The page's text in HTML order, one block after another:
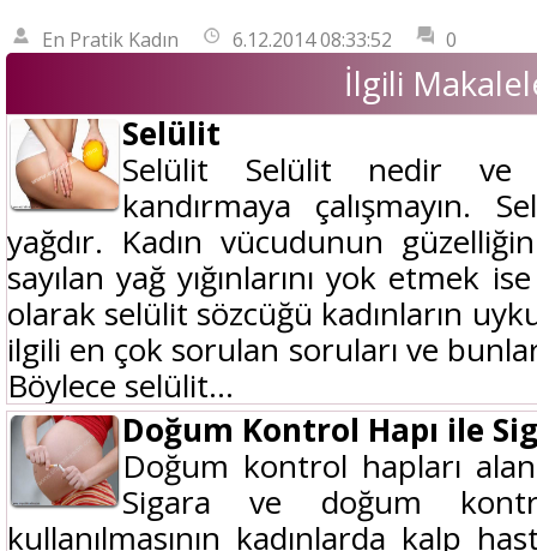
En Pratik Kadın 6.12.2014 08:33:52 0
İlgili
Selülit
Selülit Selülit nedir ve
kandırmaya çalışmayın.
yağdır. Kadın vücudunun
sayılan yağ yığınlarını yok etmek
olarak selülit sözcüğü kadınların
ilgili en çok sorulan soruları ve
Böylece selülit...
Doğum Kontrol Hapı ile
Doğum kontrol hapları
Sigara ve doğum
kullanılmasının kadınlarda kalp